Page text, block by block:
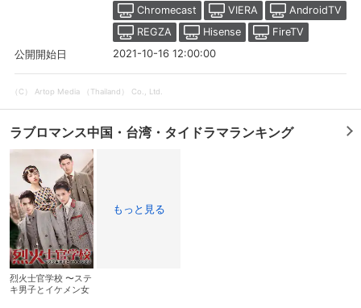
会員設定 会員情報
会員情報変更
Chromecast
VIERA
AndroidTV
REGZA
Hisense
FireTV
公開開始日
2021-10-16 12:00:00
（C） Artop Media （Thailand） Co., Ltd.
ラブロマンス中国・台湾・タイドラマランキング
烈火士官学校 〜ステ
キ男子とイケメン女
もっと見る